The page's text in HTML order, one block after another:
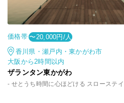
価格帯 〜20,000円/人
香川県・瀬戸内・東かがわ市
大阪から2時間以内
ザランタン東かがわ
- せとうち時間に心ほどける スローステ